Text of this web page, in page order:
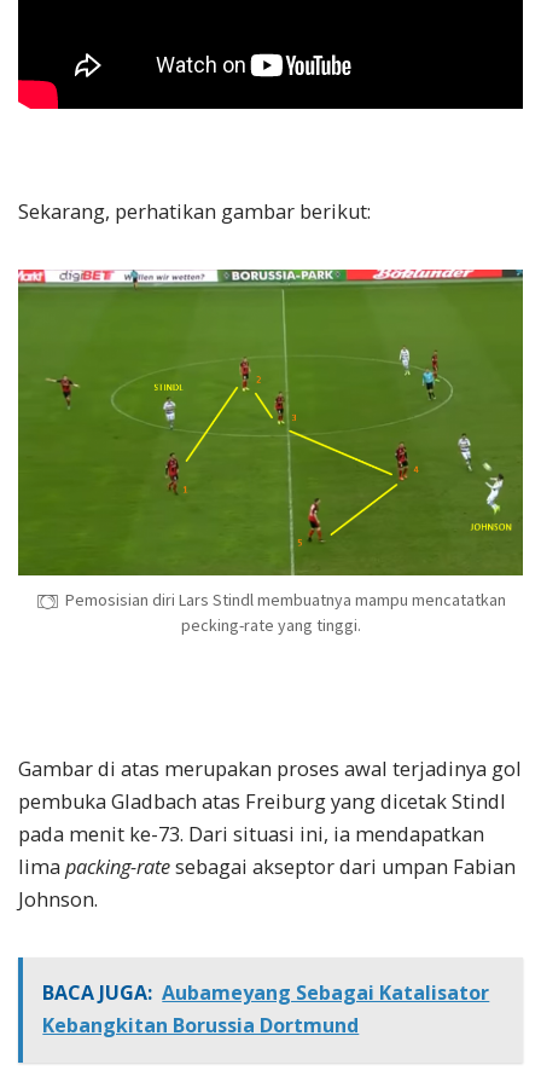
Sekarang, perhatikan gambar berikut:
Pemosisian diri Lars Stindl membuatnya mampu mencatatkan
pecking-rate yang tinggi.
Gambar di atas merupakan proses awal terjadinya gol
pembuka Gladbach atas Freiburg yang dicetak Stindl
pada menit ke-73. Dari situasi ini, ia mendapatkan
lima packing-ratesebagai akseptor dari umpan Fabian
Johnson.
BACA JUGA: Aubameyang Sebagai Katalisator
Kebangkitan Borussia Dortmund